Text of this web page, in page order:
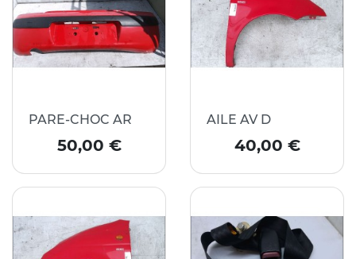
PARE-CHOC AR
Prix
50,00 €
AILE AV D
Prix
40,00 €